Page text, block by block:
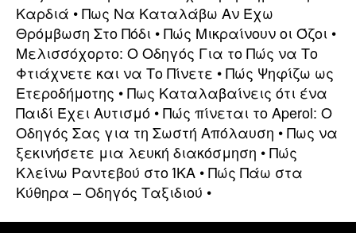
Καρδιά •Πως Να Καταλάβω Αν Έχω
Θρόμβωση Στο Πόδι •Πώς Μικραίνουν οι Όζοι •
Μελισσόχορτο: Ο Οδηγός Για το Πώς να Το
Φτιάχνετε και να Το Πίνετε •Πώς Ψηφίζω ως
Ετεροδήμοτης •Πως Καταλαβαίνεις ότι ένα
Παιδί Έχει Αυτισμό •Πώς πίνεται το Aperol: Ο
Οδηγός Σας για τη Σωστή Απόλαυση •Πως να
ξεκινήσετε μια λευκή διακόσμηση •Πώς
Κλείνω Ραντεβού στο ΊΚΑ •Πώς Πάω στα
Κύθηρα – Οδηγός Ταξιδιού •